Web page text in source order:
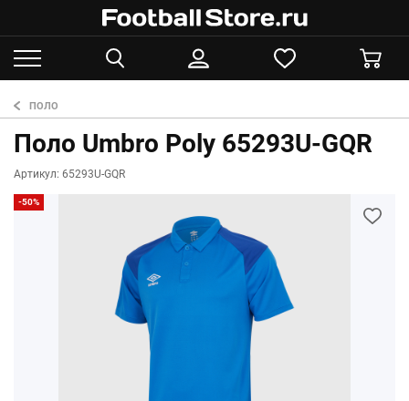
ПОЛО
Поло Umbro Poly 65293U-GQR
Артикул: 65293U-GQR
-50%